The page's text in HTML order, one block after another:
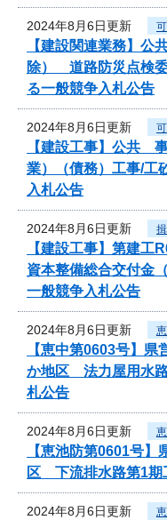
2024年8月6日更新
【建設関連業務】公
除） 道路防災点検
る一般競争入札公告
2024年8月6日更新
【建設工事】公共
業）（債務）工事/工
入札公告
2024年8月6日更新
【建設工事】第建
資本整備総合交付金
一般競争入札公告
2024年8月6日更新
【恵中第0603号】
か地区 法力屋用水
札公告
2024年8月6日更新
【恵池防第0601号
区 下流排水路第1期
2024年8月6日更新